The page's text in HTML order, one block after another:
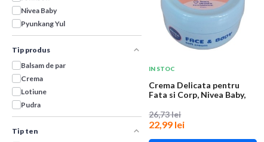
Nivea Baby
Pyunkang Yul
Tip produs
Balsam de par
Crema
Lotiune
Pudra
Tip ten
IN STOC
Crema Delicata pentru
Fata si Corp, Nivea Baby,
26,73 lei
22,99 lei